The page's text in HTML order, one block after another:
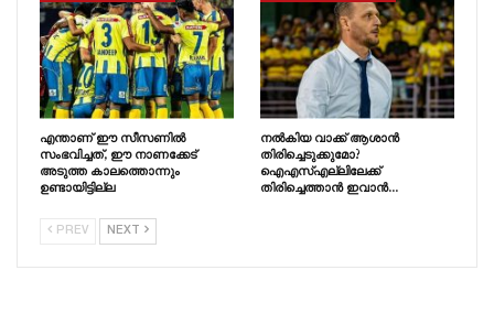
എന്താണ് ഈ സീസണിൽ
സംഭവിച്ചത്, ഈ നാണക്കേട്
അടുത്ത കാലത്തൊന്നും
ഉണ്ടായിട്ടില്ല
നൽകിയ വാക്ക് ആശാൻ
തിരിച്ചെടുക്കുമോ?
ഐഎസ്എല്ലിലേക്ക്
തിരിച്ചെത്താൻ ഇവാൻ…
PREV NEXT